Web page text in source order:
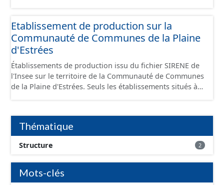
Etablissement de production sur la
Communauté de Communes de la Plaine
d'Estrées
Établissements de production issu du fichier SIRENE de
l'Insee sur le territoire de la Communauté de Communes
de la Plaine d'Estrées. Seuls les établissements situés à
conformément aux prescriptions du standard CNIG Sites
Économiques. Ce lot ne contient pas la référence aux
terrains à vocation économique à ce jour. Il est filtré au-
delà des prescriptions du CNIG se limitant aux SCI.
Thématique
Structure 2
Mots-clés